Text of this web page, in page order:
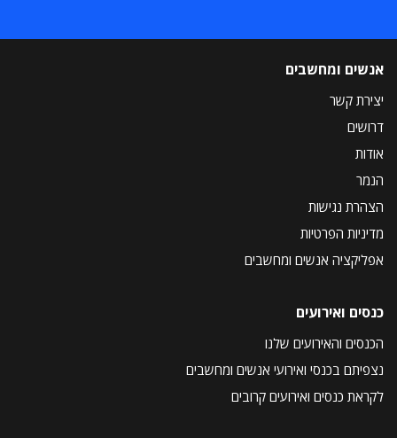
אנשים ומחשבים
יצירת קשר
דרושים
אודות
הנמר
הצהרת נגישות
מדיניות הפרטיות
אפליקציה אנשים ומחשבים
כנסים ואירועים
הכנסים והאירועים שלנו
נצפיתם בכנסי ואירועי אנשים ומחשבים
לקראת כנסים ואירועים קרובים